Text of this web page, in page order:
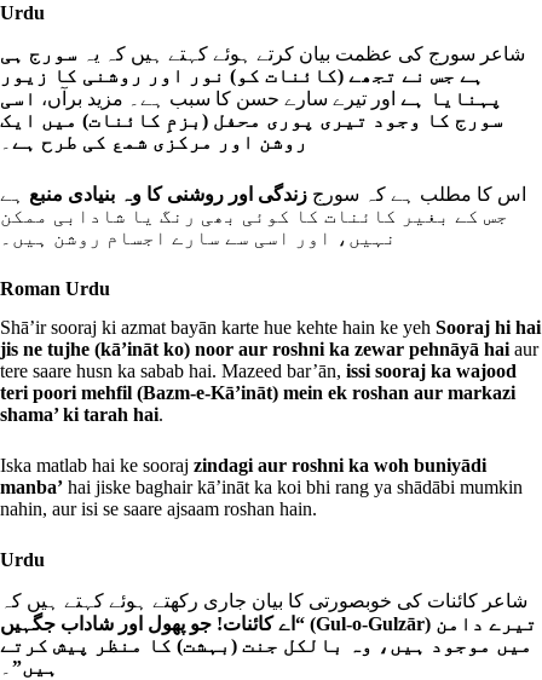
Urdu
شاعر سورج کی عظمت بیان کرتے ہوئے کہتے ہیں کہ یہ سورج ہی
ہے جس نے تجھے (کائنات کو) نور اور روشنی کا زیور
پہنایا ہے اور تیرے سارے حسن کا سبب ہے۔ مزید برآں، اسی
سورج کا وجود تیری پوری محفل (بزمِ کائنات) میں ایک
روشن اور مرکزی شمع کی طرح ہے
اس کا مطلب ہے کہ سورج زندگی اور روشنی کا وہ بنیادی منبع ہے
جس کے بغیر کائنات کا کوئی بھی رنگ یا شادابی ممکن
نہیں، اور اسی سے سارے اجسام روشن ہیں۔
Roman Urdu
Shā’ir sooraj ki azmat bayān karte hue kehte hain ke yeh Sooraj hi hai
jis ne tujhe (kā’ināt ko) noor aur roshni ka zewar pehnāyā hai aur
tere saare husn ka sabab hai. Mazeed bar’ān, issi sooraj ka wajood
teri poori mehfil (Bazm-e-Kā’ināt) mein ek roshan aur markazi
shama’ ki tarah hai.
Iska matlab hai ke sooraj zindagi aur roshni ka woh buniyādi
manba’ hai jiske baghair kā’ināt ka koi bhi rang ya shādābi mumkin
nahin, aur isi se saare ajsaam roshan hain.
Urdu
شاعر کائنات کی خوبصورتی کا بیان جاری رکھتے ہوئے کہتے ہیں کہ
“اے کائنات! جو پھول اور شاداب جگہیں (Gul-o-Gulzār) تیرے دامن
میں موجود ہیں، وہ بالکل جنت (بہشت) کا منظر پیش کرتے
ہیں”